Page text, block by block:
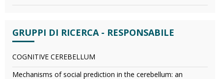
GRUPPI DI RICERCA - RESPONSABILE
COGNITIVE CEREBELLUM
Mechanisms of social prediction in the cerebellum: an